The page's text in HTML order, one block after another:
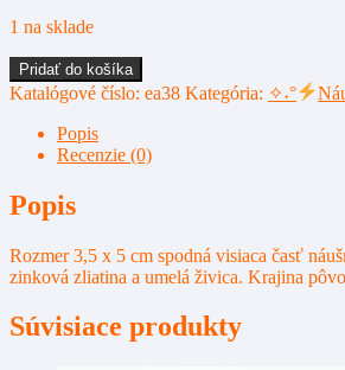
1 na sklade
množstvo
Visiace
náušnice
ea38.
Pridať do košíka
Katalógové číslo: ea38 Kategória: ✧˖°
Popis
Recenzie (0)
Popis
Rozmer 3,5 x 5 cm spodná visiaca časť
zinková zliatina a umelá živica. Krajina
Súvisiace produkty